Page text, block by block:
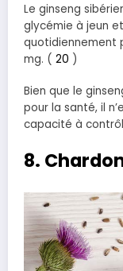
Le ginseng
glycémie à jeun
quotidiennement
mg. ( 20 )
Bien que le
pour la santé, il
capacité à
8.